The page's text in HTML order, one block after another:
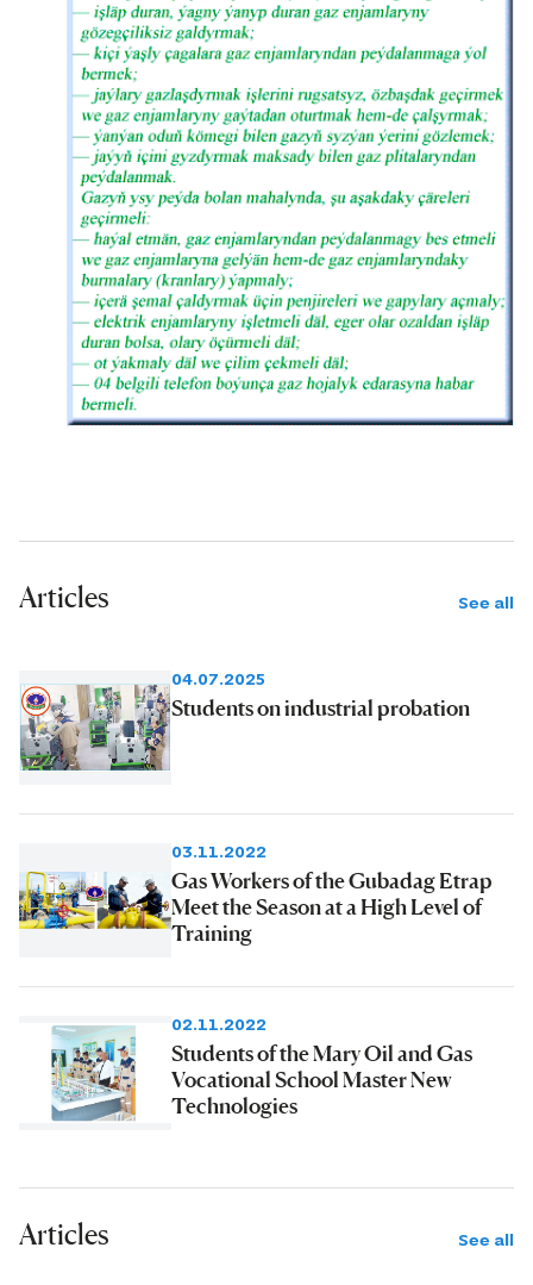
Articles See all
04.07.2025
Students on industrial probation
03.11.2022
Gas Workers of the Gubadag Etrap
Meet the Season at a High Level of
Training
02.11.2022
Students of the Mary Oil and Gas
Vocational School Master New
Technologies
Articles See all